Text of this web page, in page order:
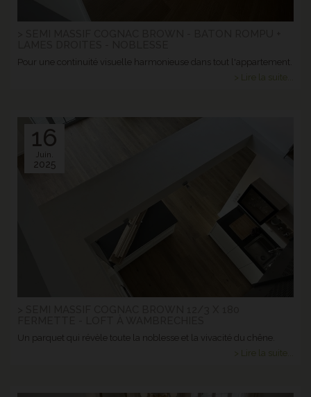
Pour une continuité visuelle harmonieuse dans tout l'appartement.
> Lire la suite...
16
Juin.
2025
Un parquet qui révèle toute la noblesse et la vivacité du chêne.
> Lire la suite...